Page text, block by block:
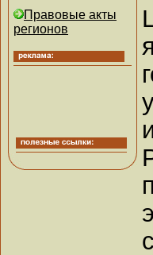
Правовые акты
регионов